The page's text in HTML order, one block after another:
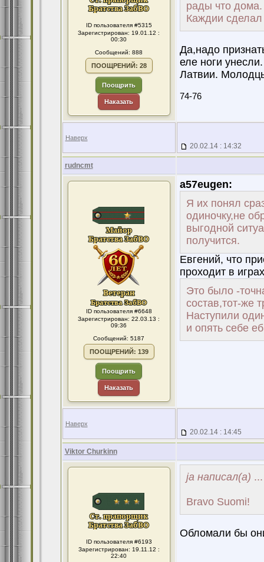
ID пользователя #5315
Зарегистрирован: 19.01.12 :
00:30
Сообщений: 888
ПООЩРЕНИЙ: 28
Поощрить
Наказать
рады что дома.
Каждии сделал
Да,надо
еле ноги
Латвии.
74-76
Наверх
20.02.14 : 14:32
rudncmt
ID пользователя #6648
Зарегистрирован: 22.03.13 :
09:36
Сообщений: 5187
ПООЩРЕНИЙ: 139
Поощрить
Наказать
a57eugen:
Я их понял
одиночку,не
выгодной
получится.
Евгений, что
проходит в
Это было -
состав,тот-
Наступили
и опять себе
Наверх
20.02.14 : 14:45
Viktor Churkinn
ID пользователя #6193
Зарегистрирован: 19.11.12 :
22:40
ja написал(а) ...
Bravo Suomi!
Обломали бы